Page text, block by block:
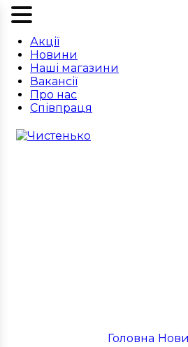
Акції
Новини
Наші магазини
Вакансії
Про нас
Співпраця
Головна